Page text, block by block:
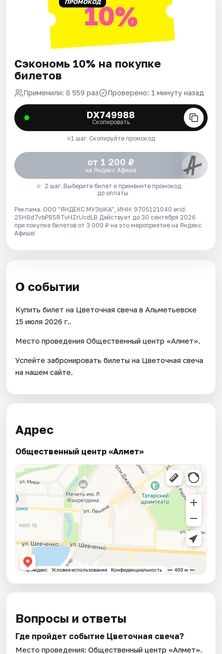
ПРОМОКОД10%
Сэкономь 10% на покупке
билетов
Применили: 8 559 раз Проверено: 1 минуту назад
DX749988
Скопировать
1 шаг. Скопируйте промокод
от 1 200 ₽
на Яндекс Афише
2 шаг. Выберите билет и примените промокод
до оплаты
Реклама. ООО "ЯНДЕКС МУЗЫКА", ИНН: 9705121040 erid:
25H8d7vbP8SRTvHZrUcdLB Действует до 30 сентября 2026
при покупке билетов от 3 000 ₽ на это мероприятие на Яндекс
Афише!
О событии
Купить билет на Цветочная свеча в Альметьевске
15 июля 2026 г..
Место проведения Общественный центр «Алмет».
Успейте забронировать билеты на Цветочная свеча
на нашем сайте.
Адрес
Общественный центр «Алмет»
Вопросы и ответы
Где пройдет событие Цветочная свеча?
Место проведения:Общественный центр «Алмет».